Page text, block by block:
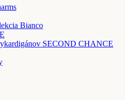
Bianco
SECOND CHANCE